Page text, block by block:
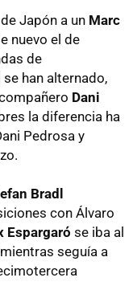
Japón a un Marc
nuevo el de
de
han alternado,
Dani
la diferencia ha
Pedrosa y
Bradl
con Álvaro
Espargaró se iba al
seguía a